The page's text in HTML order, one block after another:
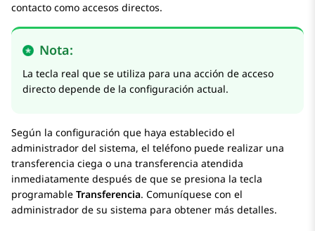
contacto como accesos directos.
Nota:
La tecla real que se utiliza para una acción de acceso
directo depende de la configuración actual.
Según la configuración que haya establecido el
administrador del sistema, el teléfono puede realizar una
transferencia ciega o una transferencia atendida
inmediatamente después de que se presiona la tecla
programable Transferencia. Comuníquese con el
administrador de su sistema para obtener más detalles.